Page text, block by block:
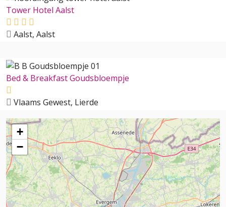
Tower Hotel Aalst
Aalst, Aalst
Bed & Breakfast Goudsbloempje
Vlaams Gewest, Lierde
+
−